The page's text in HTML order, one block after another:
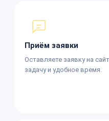
Приём заявки
Оставляете заявку на
задачу и удобное время.